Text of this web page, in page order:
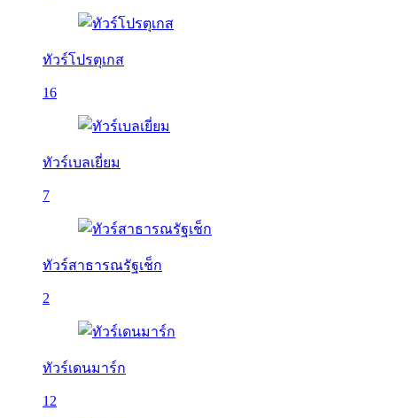
ทัวร์โปรตุเกส
16
ทัวร์เบลเยี่ยม
7
ทัวร์สาธารณรัฐเช็ก
2
ทัวร์เดนมาร์ก
12